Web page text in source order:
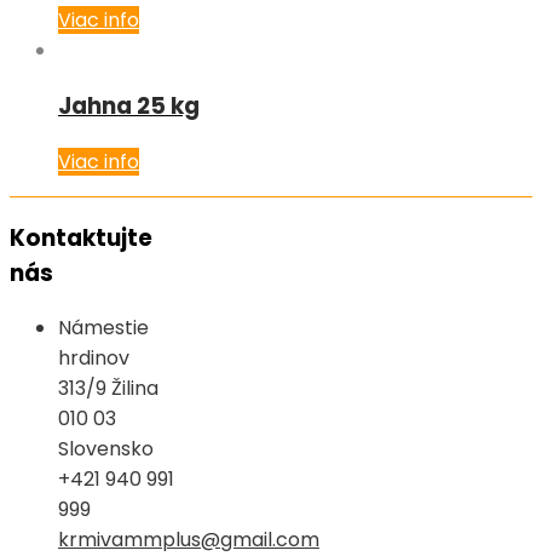
Viac info
Jahna 25 kg
Viac info
Kontaktujte
nás
Námestie
hrdinov
313/9 Žilina
010 03
Slovensko
+421 940 991
999
krmivammplus@gmail.com